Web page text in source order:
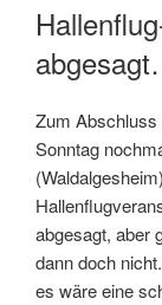
Zum Abschluss
Sonntag
abgesagt, aber
dann doch
es wäre eine